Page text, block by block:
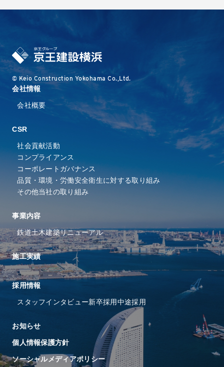
© Keio Construction Yokohama Co.,Ltd.
会社情報
会社概要
CSR
社会貢献活動
コンプライアンス
コーポレートガバナンス
品質・環境・労働安全衛⽣に対する取り組み
その他当社の取り組み
事業内容
鉄道土木建築リニューアル
施工実績
採⽤情報
スタッフインタビュー新卒採用中途採用
お知らせ
個人情報保護方針
ソーシャルメディアポリシー